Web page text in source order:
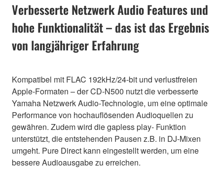
Verbesserte Netzwerk Audio Features und
hohe Funktionalität – das ist das Ergebnis
von langjähriger Erfahrung
Kompatibel mit FLAC 192kHz/24-bit und verlustfreien
Apple-Formaten – der CD-N500 nutzt die verbesserte
Yamaha Netzwerk Audio-Technologie, um eine optimale
Performance von hochauflösenden Audioquellen zu
gewähren. Zudem wird die gapless play- Funktion
unterstützt, die entstehenden Pausen z.B. in DJ-Mixen
umgeht. Pure Direct kann eingestellt werden, um eine
bessere Audioausgabe zu erreichen.